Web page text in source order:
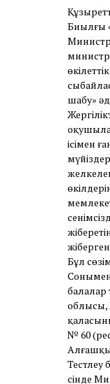
Биылғы
шабу»
ісімен
Бұл
балалар
облысы,
№ 60
Алғашқы
Тестлеу
сінде